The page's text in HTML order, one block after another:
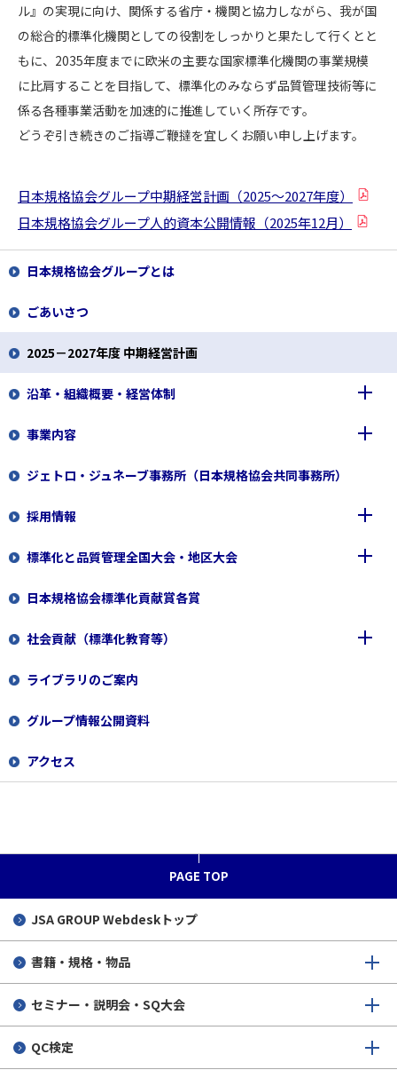
ル』の実現に向け、関係する省庁・機関と協力しながら、我が国
の総合的標準化機関としての役割をしっかりと果たして行くとと
もに、2035年度までに欧米の主要な国家標準化機関の事業規模
に比肩することを目指して、標準化のみならず品質管理技術等に
係る各種事業活動を加速的に推進していく所存です。
どうぞ引き続きのご指導ご鞭撻を宜しくお願い申し上げます。
日本規格協会グループ中期経営計画（2025～2027年度）
日本規格協会グループ人的資本公開情報（2025年12月）
日本規格協会グループとは
ごあいさつ
2025－2027年度 中期経営計画
沿革・組織概要・経営体制
沿革
組織概要
経営体制
事業内容
一般財団法人 日本規格協会
日本規格協会ソリューションズ株式会社
一般財団法人 日本要員認証協会
ジェトロ・ジュネーブ事務所（日本規格協会共同事務所）
採用情報
新規職員
専門職員（規格開発）
専門職員（経理事務）
専門職員（規格の校正/校閲業務）
専門職員（国費事務）
専門職員（調査員）
標準化と品質管理全国大会・地区大会
2026
全国大会2026
地区大会2026
2025
全国大会2025
地区大会2025
2024
全国大会2024
地区大会2024
日本規格協会標準化貢献賞各賞
社会貢献（標準化教育等）
標準化教育の支援
企業・大学対象
標準化教育教材
小・中・高・高専対象
標準化教室出前授業の募集
生徒さんの声
実施実績
個人情報保護について
当協会が助成する寄付講座
「くるみんマーク」の取得
ライブラリのご案内
グループ情報公開資料
アクセス
PAGE TOP
JSA GROUP Webdeskトップ
書籍・規格・物品
セミナー・説明会・SQ大会
QC検定